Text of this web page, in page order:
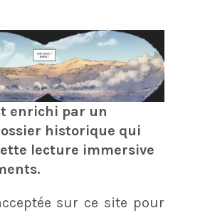
enrichi par un
historique qui
lecture immersive
sur ce site pour